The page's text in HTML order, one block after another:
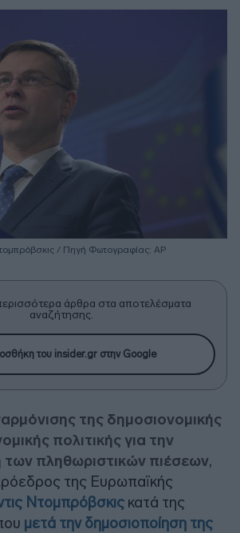
/ Πηγή Φωτογραφίας: ΑΡ
άρθρα στα αποτελέσματα
αναζήτησης.
του insider.gr στην Google
της δημοσιονομικής
πολιτικής για την
πληθωριστικών πιέσεων,
της Ευρωπαϊκής
Ντομπρόβσκις κατά της
μετά την δημοσιοποίηση της